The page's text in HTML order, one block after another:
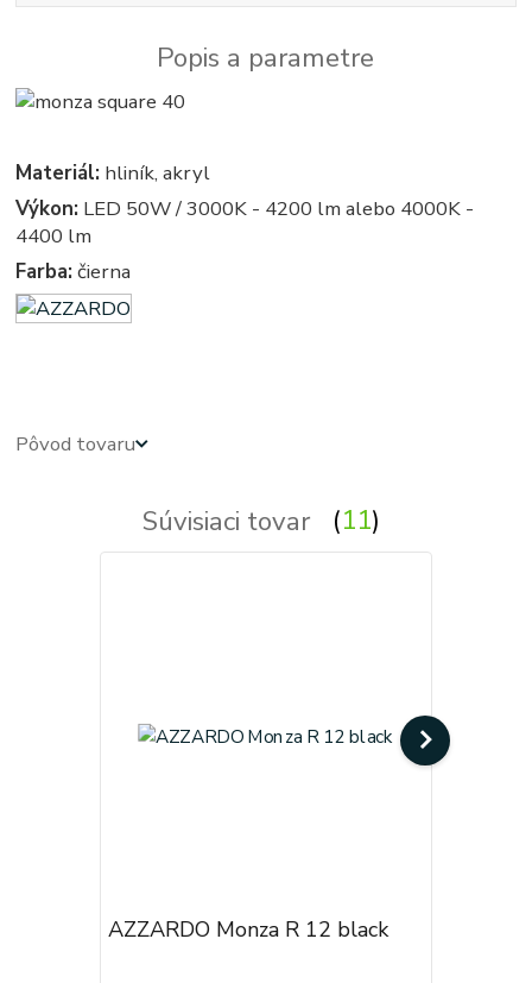
Popis a parametre
Materiál: hliník, akryl
Výkon: LED 50W / 3000K - 4200 lm alebo 4000K -
4400 lm
Farba: čierna
Pôvod tovaru
Súvisiaci tovar 11
AZZARDO Monza R 12 black